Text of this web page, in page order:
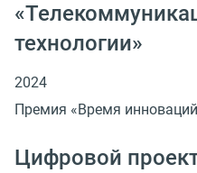
технологии»
2024
Премия «Время
Цифровой